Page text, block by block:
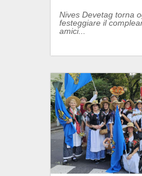
Nives Devetag torna
festeggiare il
amici...